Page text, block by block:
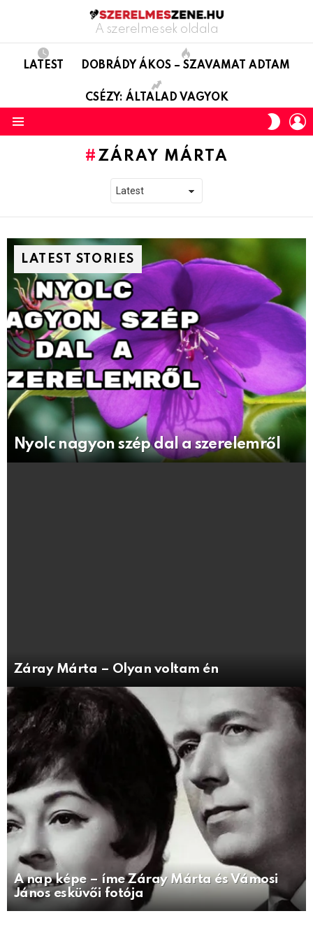
A szerelmesek oldala
LATEST DOBRÁDY ÁKOS – SZAVAMAT ADTAM
CSÉZY: ÁLTALAD VAGYOK
SKIN
ZÁRAY MÁRTA
LATEST STORIES
Nyolc nagyon szép dal a szerelemről
Záray Márta – Olyan voltam én
A nap képe – íme Záray Márta és Vámosi
János esküvői fotója